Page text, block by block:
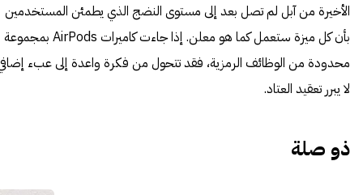
الأخيرة من آبل لم تصل بعد إلى مستوى النضج الذي يطمئن المستخدمين
بأن كل ميزة ستعمل كما هو معلن. إذا جاءت كاميرات AirPods بمجموعة
محدودة من الوظائف الرمزية، فقد تتحول من فكرة واعدة إلى عبء
لا يبرر تعقيد العتاد.
ذو صلة